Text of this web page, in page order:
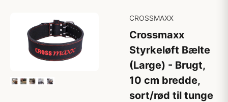
CROSSMAXX
Crossmaxx
Styrkeløft Bælte
(Large) - Brugt,
10 cm bredde,
sort/rød til tunge